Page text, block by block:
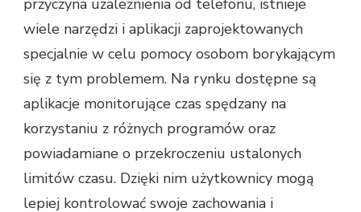
wiele narzędzi i aplikacji zaprojektowanych
specjalnie w celu pomocy osobom borykającym
się z tym problemem. Na rynku dostępne są
aplikacje monitorujące czas spędzany na
korzystaniu z różnych programów oraz
powiadamiane o przekroczeniu ustalonych
limitów czasu. Dzięki nim użytkownicy mogą
lepiej kontrolować swoje zachowania i